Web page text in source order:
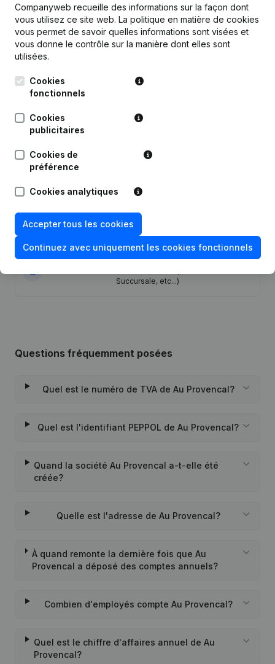
Personnel 1,4 1,5
Publications de Au Provencal
Date Publication
21-01-2022
Restructuration (Fusion, Scission,
Transfert Patrimoine, etc...)
16-11-2021 Demissions, Nominations
22-10-2021
Rubrique Restructuration (Fusion,
Scission, Transfert Patrimoine, etc...)
Rubrique Constitution (Nouvelle
Succursale, etc...)
Questions fréquemment posées
Quel est le numéro de TVA de Au Provencal?
Quel est l'identifiant PEPPOL de Au Provencal?
Quand la société Au Provencal a-t-elle été
créée?
Quelle est l'adresse de Au Provencal?
À quand remonte la dernière fois que Au
Provencal a déposé des comptes annuels?
Combien d'employés compte Au Provencal?
Quel est le chiffre d'affaires annuel de Au
Provencal?
Companyweb recueille des informations sur la façon dont
vous utilisez ce site web. La politique en matière de cookies
vous permet de savoir quelles informations sont visées et
vous donne le contrôle sur la manière dont elles sont
utilisées.
Cookies
fonctionnels
Cookies
publicitaires
Cookies de
préférence
Cookies analytiques
Accepter tous les cookies
Continuez avec uniquement les cookies fonctionnels